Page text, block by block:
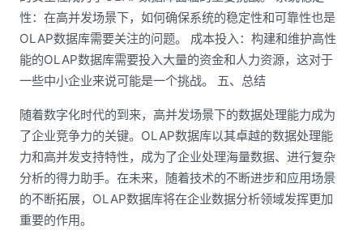
性：在高并发场景下，如何确保系统的稳定性和可靠性也是
OLAP数据库需要关注的问题。 成本投入：构建和维护高性
能的OLAP数据库需要投入大量的资金和人力资源，这对于
一些中小企业来说可能是一个挑战。 五、总结
随着数字化时代的到来，高并发场景下的数据处理能力成为
了企业竞争力的关键。OLAP数据库以其卓越的数据处理能
力和高并发支持特性，成为了企业处理海量数据、进行复杂
分析的得力助手。在未来，随着技术的不断进步和应用场景
的不断拓展，OLAP数据库将在企业数据分析领域发挥更加
重要的作用。